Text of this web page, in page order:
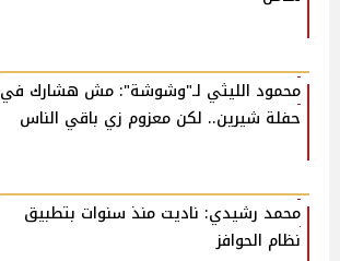
محمود الليثي لـ"وشوشة": مش هشارك في
حفلة شيرين.. لكن معزوم زي باقي الناس
محمد رشيدي: ناديت منذ سنوات بتطبيق
نظام الحوافز